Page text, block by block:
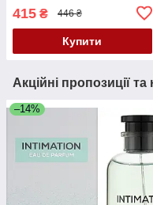
415 ₴ 446 ₴
Купити
Акційні пропозиції
–14%